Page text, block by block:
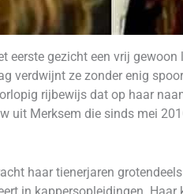
eerste gezicht een vrij
verdwijnt ze zonder enig
rijbewijs dat op haar
uit Merksem die sinds mei
haar tienerjaren
in kappersopleidingen.